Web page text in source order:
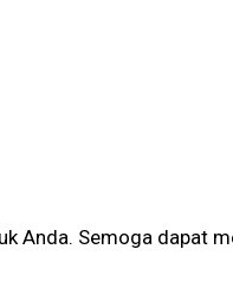
Anda. Semoga dapat